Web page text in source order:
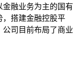
融业务为主的国有
，搭建金融控股平
司目前布局了商业